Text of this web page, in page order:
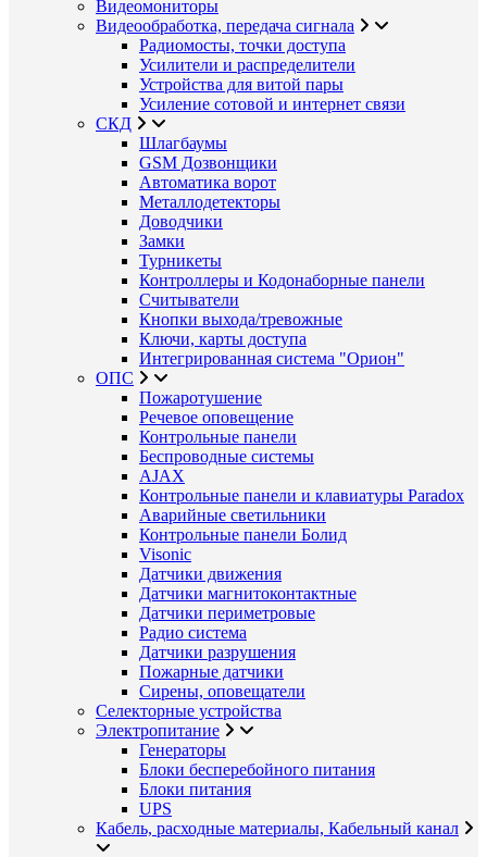
Видеомониторы
Видеообработка, передача сигнала
Радиомосты, точки доступа
Усилители и распределители
Устройства для витой пары
Усиление сотовой и интернет связи
СКД
Шлагбаумы
GSM Дозвонщики
Автоматика ворот
Металлодетекторы
Доводчики
Замки
Турникеты
Контроллеры и Кодонаборные панели
Считыватели
Кнопки выхода/тревожные
Ключи, карты доступа
Интегрированная система "Орион"
ОПС
Пожаротушение
Речевое оповещение
Контрольные панели
Беспроводные системы
AJAX
Контрольные панели и клавиатуры Paradox
Аварийные светильники
Контрольные панели Болид
Visonic
Датчики движения
Датчики магнитоконтактные
Датчики периметровые
Радио система
Датчики разрушения
Пожарные датчики
Сирены, оповещатели
Селекторные устройства
Электропитание
Генераторы
Блоки бесперебойного питания
Блоки питания
UPS
Кабель, расходные материалы, Кабельный канал